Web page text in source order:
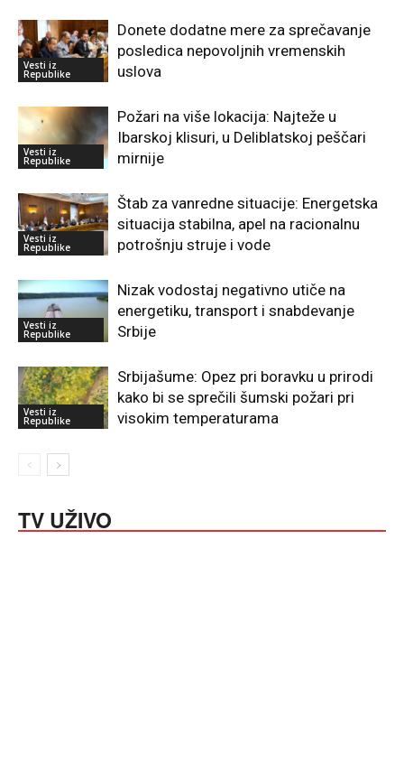
Vesti iz
Republike
Donete dodatne mere za sprečavanje
posledica nepovoljnih vremenskih
uslova
Vesti iz
Republike
Požari na više lokacija: Najteže u
Ibarskoj klisuri, u Deliblatskoj peščari
mirnije
Vesti iz
Republike
Štab za vanredne situacije: Energetska
situacija stabilna, apel na racionalnu
potrošnju struje i vode
Vesti iz
Republike
Nizak vodostaj negativno utiče na
energetiku, transport i snabdevanje
Srbije
Vesti iz
Republike
Srbijašume: Opez pri boravku u prirodi
kako bi se sprečili šumski požari pri
visokim temperaturama
TV UŽIVO